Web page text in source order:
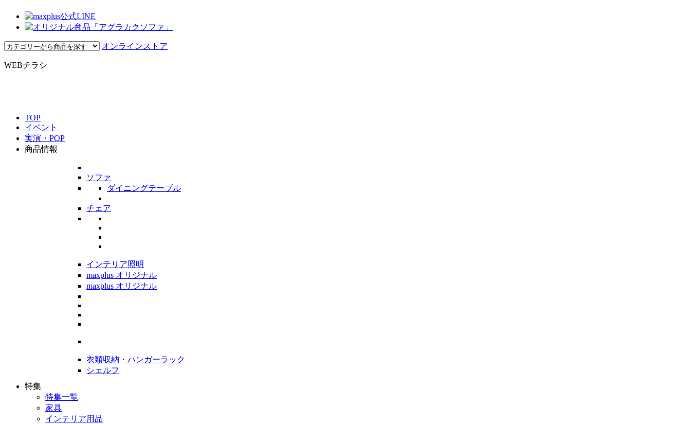
オンラインストア
WEBチラシ
TOP
イベント
実演・POP
商品情報
ソファ
ダイニングテーブル
チェア
インテリア照明
maxplus オリジナル
maxplus オリジナル
衣類収納・ハンガーラック
シェルフ
特集
特集一覧
家具
インテリア用品